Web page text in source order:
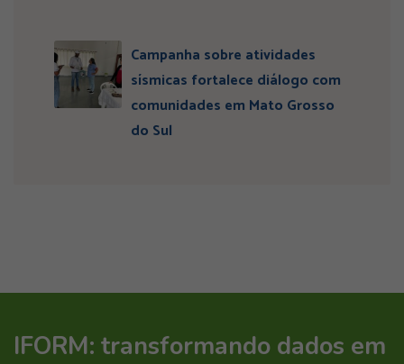
Campanha sobre atividades
sísmicas fortalece diálogo com
comunidades em Mato Grosso
do Sul
IFORM: transformando dados em